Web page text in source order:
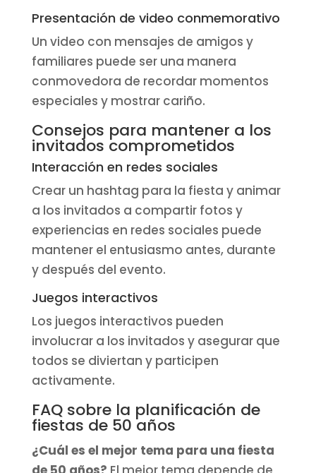
Presentación de video conmemorativo
Un video con mensajes de amigos y
familiares puede ser una manera
conmovedora de recordar momentos
especiales y mostrar cariño.
Consejos para mantener a los
invitados comprometidos
Interacción en redes sociales
Crear un hashtag para la fiesta y animar
a los invitados a compartir fotos y
experiencias en redes sociales puede
mantener el entusiasmo antes, durante
y después del evento.
Juegos interactivos
Los juegos interactivos pueden
involucrar a los invitados y asegurar que
todos se diviertan y participen
activamente.
FAQ sobre la planificación de
fiestas de 50 años
¿Cuál es el mejor tema para una fiesta